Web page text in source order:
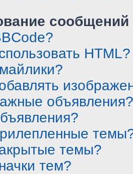
HTML?
объявления?
темы?
тем?